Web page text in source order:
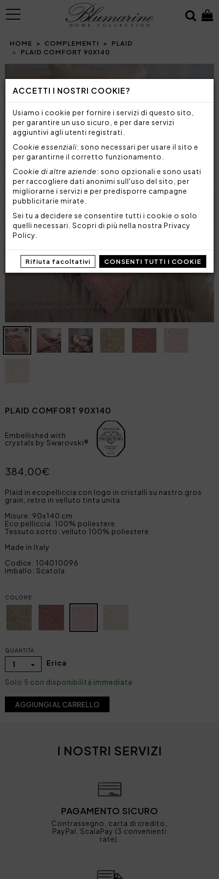
ACCETTI I NOSTRI COOKIE?
Usiamo i cookie per fornire i servizi di questo sito,
per garantire un uso sicuro, e per dare servizi
aggiuntivi agli utenti registrati.
Cookie essenziali: sono necessari per usare il sito e
per garantirne il corretto funzionamento.
Cookie di altre aziende: sono opzionali e sono usati
per raccogliere dati anonimi sull'uso del sito, per
migliorarne i servizi e per predisporre campagne
pubblicitarie mirate.
Sei tu a decidere se consentire tutti i cookie o solo
quelli necessari. Scopri di più nella nostra Privacy
Policy
Rifiuta facoltativi CONSENTI TUTTI I COOKIE
MENU
HOME COMPLEMENTI
PLAID
PLAID COMFORT 90X140
Prev
PLAID COMFORT 90X140
Embellished with
crystals by Swarovski®
384,00€
Plaid in ecopelliccia con logo in cristalli su nastro gros
grain, retro in velluto tinta unita.
Misure: 90x140 cm
Eco pelliccia: 100% poliestere
Tessuto sotto: velluto 100% poliestere
Made in Italy
Codice: 104010096
Imballo: Scatola
COLORE
QUANTITÀ
1 Erica
Solo 5 con disponibilità immediata
AGGIUNGI AL CARRELLO
I NOSTRI SERVIZI
PAGAMENTO SICURO
Contrassegno, carta di credito,
PayPal, ScalaPay (3 convenienti
rate).